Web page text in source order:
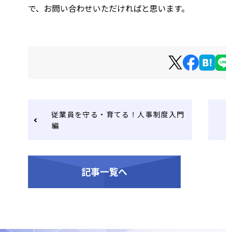
で、お問い合わせいただければと思います。
従業員を守る・育てる！人事制度入門
編
記事一覧へ